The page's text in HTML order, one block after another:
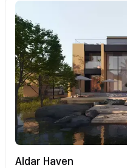
Aldar Haven